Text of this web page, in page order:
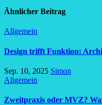
Ähnlicher Beitrag
Allgemein
Design trifft Funktion:
Sep. 10, 2025 Simon
Allgemein
Zweitpraxis oder MVZ?